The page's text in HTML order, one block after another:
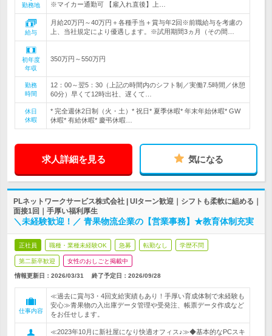
勤務地
※マイカー通勤可 【雇入れ直後】上…
給与
月給20万円～40万円＋各種手当＋賞与年2回※前職給与を考慮の
上、当社規定により優遇します。※試用期間3ヵ月（その間…
初年度
年収
350万円～550万円
勤務
時間
12：00～翌5：30（上記の時間内のシフト制／実働7.5時間／休憩
60分）早くて12時出社、遅くて…
休日
休暇
* 完全週休2日制（火・土）* 祝日* 夏季休暇* 年末年始休暇* GW
休暇* 有給休暇* 慶弔休暇…
求人詳細を見る 気になる
PLネットワークサービス株式会社 | UIターン歓迎｜シフトも柔軟に組める｜
面接1回｜手厚い福利厚生
＼未経験歓迎！／ 青果物流企業の【営業事務】★教育体制充実
正社員 職種・業種未経験OK 急募 転勤なし 学歴不問
第二新卒歓迎 女性のおしごと掲載中
情報更新日：2026/03/31 終了予定日： 2026/09/28
仕事内容
≪過去に賞与3・4回支給実績もあり！手厚い育成体制で未経験も
安心≫青果物の入出庫データ管理や受発注、帳票データ作成など
をお任せします。
≪2023年10月に新社屋になり快適オフィス♪≫◆基本的なPCスキ